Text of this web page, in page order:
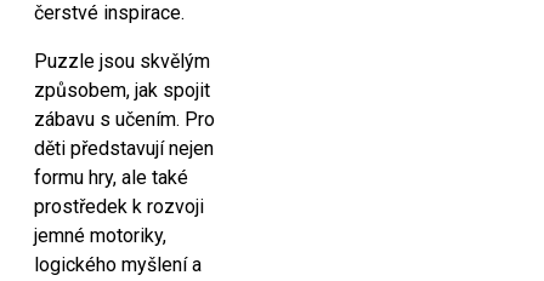
čerstvé inspirace.
Puzzle jsou skvělým
způsobem, jak spojit
zábavu s učením. Pro
děti představují nejen
formu hry, ale také
prostředek k rozvoji
jemné motoriky,
logického myšlení a